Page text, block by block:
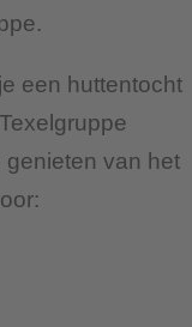
een huttentocht
genieten van het